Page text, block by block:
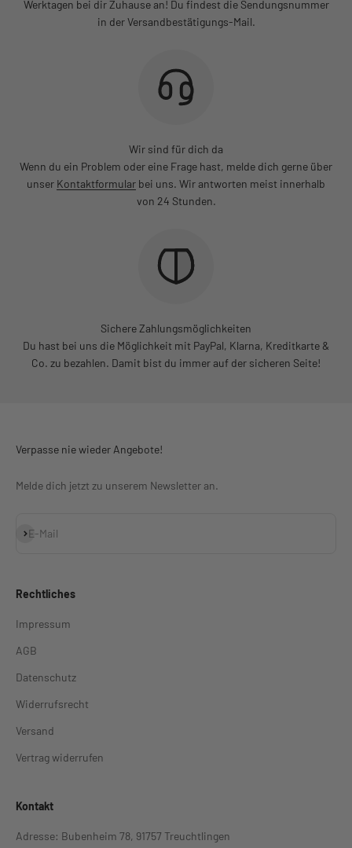
Werktagen bei dir Zuhause an! Du findest die Sendungsnummer
in der Versandbestätigungs-Mail.
Wir sind für dich da
Wenn du ein Problem oder eine Frage hast, melde dich gerne über
unser Kontaktformular bei uns. Wir antworten meist innerhalb
von 24 Stunden.
Sichere Zahlungsmöglichkeiten
Du hast bei uns die Möglichkeit mit PayPal, Klarna, Kreditkarte &
Co. zu bezahlen. Damit bist du immer auf der sicheren Seite!
Verpasse nie wieder Angebote!
Melde dich jetzt zu unserem Newsletter an.
E-Mail
Abonnieren
Rechtliches
Impressum
AGB
Datenschutz
Widerrufsrecht
Versand
Vertrag widerrufen
Kontakt
Adresse: Bubenheim 78, 91757 Treuchtlingen